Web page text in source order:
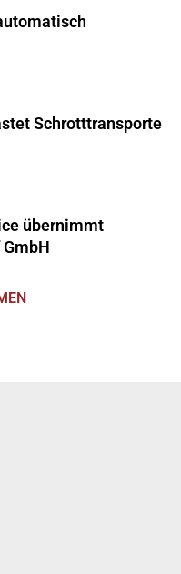
Schrotttransporte
übernimmt